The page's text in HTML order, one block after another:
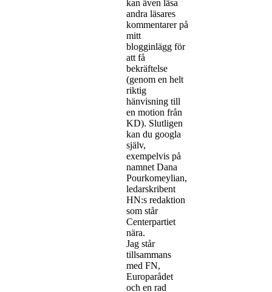
kan även läsa
andra läsares
kommentarer på
mitt
blogginlägg för
att få
bekräftelse
(genom en helt
riktig
hänvisning till
en motion från
KD). Slutligen
kan du googla
själv,
exempelvis på
namnet Dana
Pourkomeylian,
ledarskribent
HN:s redaktion
som står
Centerpartiet
nära.
Jag står
tillsammans
med FN,
Europarådet
och en rad